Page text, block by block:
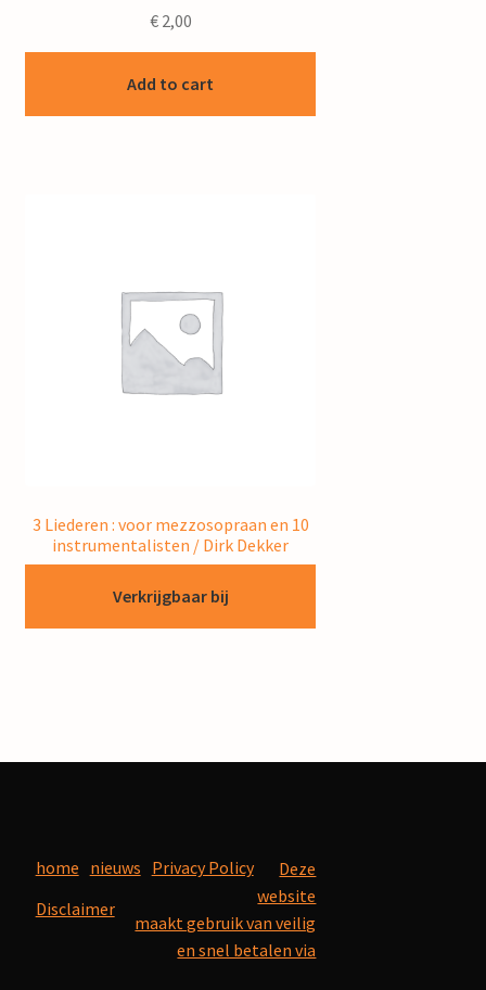
€2,00
Add to cart
3 Liederen : voor mezzosopraan en 10
instrumentalisten / Dirk Dekker
Verkrijgbaar bij
home nieuws Privacy Policy
Disclaimer
Deze
website
maakt gebruik van veilig
en snel betalen via